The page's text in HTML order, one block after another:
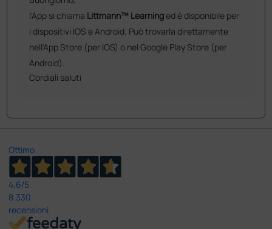
l'App si chiama Littmann™ Learninged è disponibile per
i dispositivi IOS e Android. Può trovarla direttamente
nell'App Store (per IOS) o nel Google Play Store (per
Android).
Cordiali saluti
Ottimo
4,6/5
8.330
recensioni